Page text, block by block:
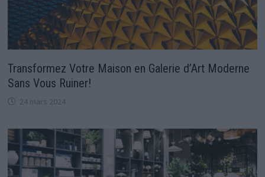
Transformez Votre Maison en Galerie d’Art Moderne
Sans Vous Ruiner!
24 mars 2024